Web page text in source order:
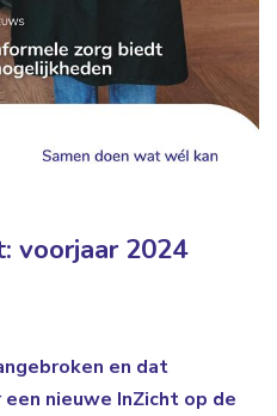
voorjaar 2024
en dat
nieuwe InZicht op de